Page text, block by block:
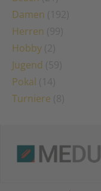
Damen
Herren
Hobby
Jugend
Pokal
Turniere